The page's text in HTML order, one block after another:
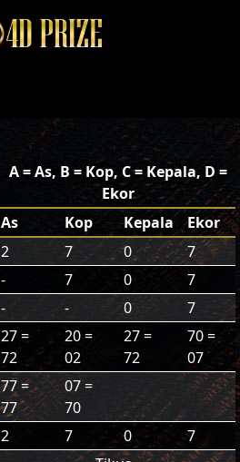
A = As, B = Kop, C = Kepala, D =
Ekor
As
Kop Kepala
Ekor
2 7 0
7
- 7 0
7
- - 0
7
27 =
72
20 =
02
27 =
72
70 =
07
77 =
77
07 =
70
2 7 0
7